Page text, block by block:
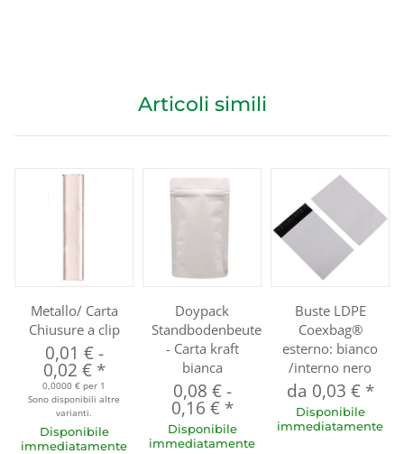
Articoli simili
Metallo/ Carta
Chiusure a clip
0,01 €-
0,02 € *
0,0000 € per 1
Sono disponibili altre
varianti.
Disponibile
immediatamente
Doypack
Standbodenbeutel
- Carta kraft
bianca
0,08 €-
0,16 € *
Disponibile
immediatamente
Buste LDPE
Coexbag®
esterno: bianco
/interno nero
da 0,03 € *
Disponibile
immediatamente